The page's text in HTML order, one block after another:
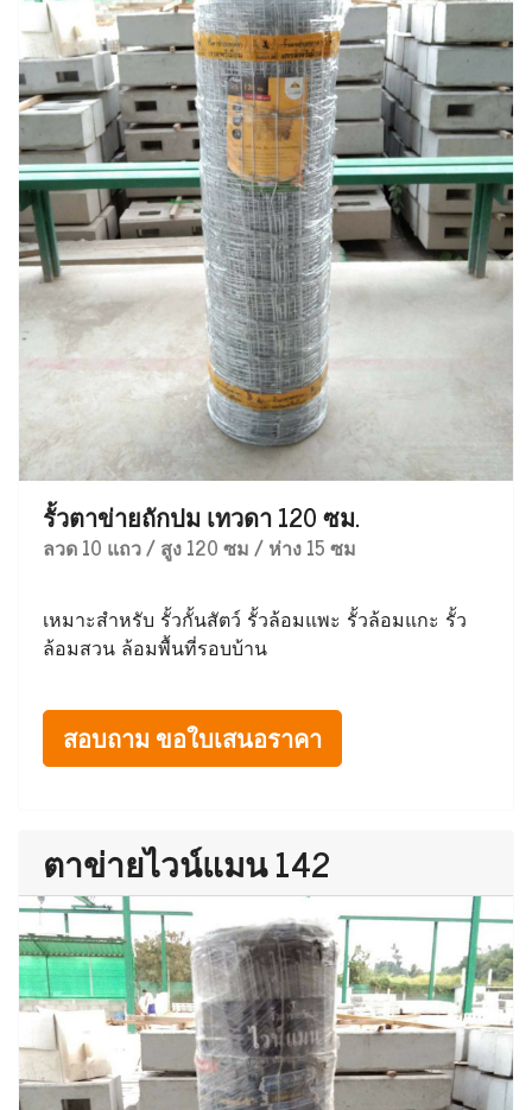
รั้วตาข่ายถักปม เทวดา 120 ซม.
ลวด 10 แถว / สูง 120 ซม / ห่าง 15 ซม
เหมาะสำหรับ รั้วกั้นสัตว์ รั้วล้อมแพะ รั้วล้อมแกะ รั้ว
ล้อมสวน ล้อมพื้นที่รอบบ้าน
สอบถาม ขอใบเสนอราคา
ตาข่ายไวน์แมน 142